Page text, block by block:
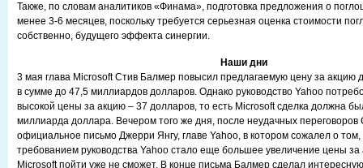
Также, по словам аналитиков «Финама», подготовка предложения о
менее 3-6 месяцев, поскольку требуется серьезная оценка стоимости
собственно, будущего эффекта синергии.
Наши дни
3 мая глава Microsoft Стив Балмер повысил предлагаемую цену за акцию
в сумме до 47,5 миллиардов долларов. Однако руководство Yahoo
высокой цены за акцию – 37 долларов, то есть Microsoft сделка должна
миллиарда доллара. Вечером того же дня, после неудачных
официальное письмо Джерри Янгу, главе Yahoo, в котором сожалел о
требованием руководства Yahoo стало еще большее увеличение цены за
Microsoft пойти уже не сможет. В конце письма Балмер сделал